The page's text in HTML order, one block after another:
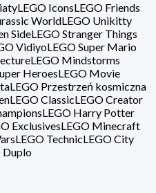
LEGO IconsLEGO Friends
WorldLEGO Unikitty
SideLEGO Stranger Things
VidiyoLEGO Super Mario
LEGO Mindstorms
HeroesLEGO Movie
LEGO Przestrzeń kosmiczna
LEGO ClassicLEGO Creator
LEGO Harry Potter
ExclusivesLEGO Minecraft
LEGO TechnicLEGO City
Duplo